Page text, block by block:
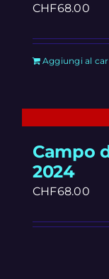
CHF68.00
Aggiungi al
Campo
2024
CHF68.00